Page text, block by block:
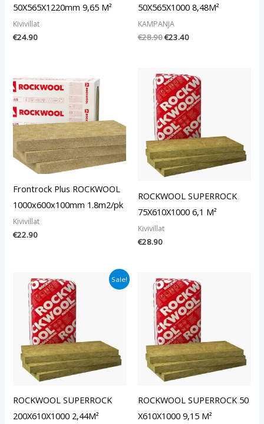
50X565X1220mm 9,65 M²
Kivivillat
€24.90
50X565X1000 8,48M²
KAMPANJA
€28.90€23.40
Frontrock Plus ROCKWOOL
1000x600x100mm 1.8m2/pk
Kivivillat
€22.90
ROCKWOOL SUPERROCK
75X610X1000 6,1 M²
Kivivillat
€28.90
Sale!
ROCKWOOL SUPERROCK
200X610X1000 2,44M²
Alkuperäinen
hinta
oli:
€32.90.
hinta
on:
€25.40.
ROCKWOOL SUPERROCK 50
X610X1000 9,15 M²